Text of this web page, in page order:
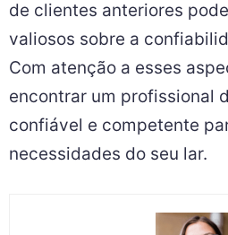
de clientes anteriores
valiosos sobre a
Com atenção a esses
encontrar um profissional
confiável e competente
necessidades do seu lar.